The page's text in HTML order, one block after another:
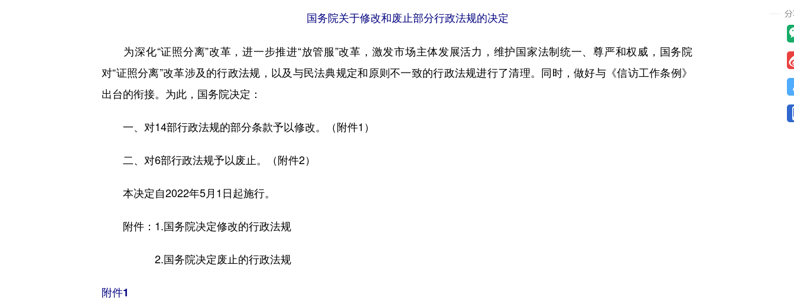
国务院关于修改和废止部分行政法规的决定
为深化“证照分离”改革，进一步推进“放管服”改革，激发市场主体发展活力，维护国家法制统一、尊严和权威，国务院
对“证照分离”改革涉及的行政法规，以及与民法典规定和原则不一致的行政法规进行了清理。同时，做好与《信访工作条例》
出台的衔接。为此，国务院决定：
一、对14部行政法规的部分条款予以修改。（附件1）
二、对6部行政法规予以废止。（附件2）
本决定自2022年5月1日起施行。
附件：1.国务院决定修改的行政法规
2.国务院决定废止的行政法规
附件1